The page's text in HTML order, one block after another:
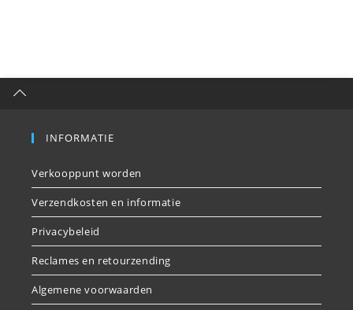
INFORMATIE
Verkooppunt worden
Verzendkosten en informatie
Privacybeleid
Reclames en retourzending
Algemene voorwaarden